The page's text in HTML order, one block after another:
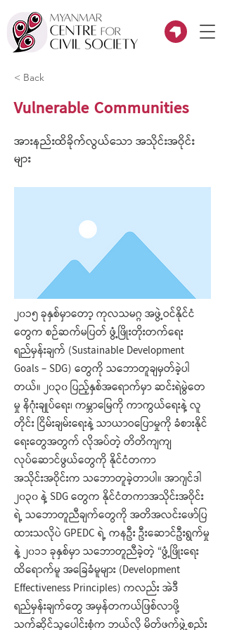
< Back
Vulnerable Communities
အားနည်းထိခိုက်လွယ်သော အသိုင်းအဝိုင်း
များ
၂၀၁၅ ခုနှစ်မှာတော့ ကုလသမဂ္ဂ အဖွဲ့ဝင်နိုင်ငံ
တွေက စဉ်ဆက်မပြတ် ဖွံ့ဖြိုးတိုးတက်ရေး
ရည်မှန်းချက် (Sustainable Development
Goals – SDG) တွေကို သဘောတူချမှတ်ခဲ့ပါ
တယ်။ ၂၀၃၀ ပြည့်နှစ်အရောက်မှာ ဆင်းရဲမွဲတေ
မှု နိဂုံးချုပ်ရေး၊ ကမ္ဘာမြေကို ကာကွယ်ရေးနဲ့ လူ
တိုင်း ငြိမ်းချမ်းရေးနဲ့ သာယာဝပြောမှုကို ခံစားနိုင်
ရေးတွေအတွက် လိုအပ်တဲ့ တိတိကျကျ
လုပ်ဆောင်ဖွယ်တွေကို နိုင်ငံတကာ
အသိုင်းအဝိုင်းက သဘောတူခဲ့တာပါ။ အာဂျင်ဒါ
၂၀၃၀ နဲ့ SDG တွေက နိုင်ငံတကာအသိုင်းအဝိုင်း
ရဲ့ သဘောတူညီချက်တွေကို အတိအလင်းဖော်ပြ
ထားသလိုပဲ GPEDC ရဲ့ ကနဦး ဦးဆောင်ဦးရွက်မှု
နဲ့ ၂၀၁၁ ခုနှစ်မှာ သဘောတူညီခဲ့တဲ့ “ဖွံ့ဖြိုးရေး
ထိရောက်မူ အခြေခံမူများ (Development
Effectiveness Principles) ကလည်း အဲဒီ
ရည်မှန်းချက်တွေ အမှန်တကယ်ဖြစ်လာဖို့
သက်ဆိုင်သူပေါင်းစုံက ဘယ်လို မိတ်ဖက်ဖွဲ့စည်း